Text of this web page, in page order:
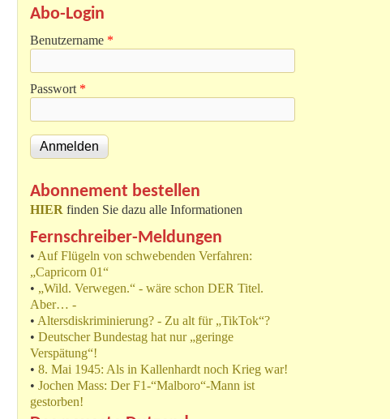
Abo-Login
Benutzername *
Passwort *
Abonnement bestellen
HIER finden Sie dazu alle Informationen
Fernschreiber-Meldungen
• Auf Flügeln von schwebenden Verfahren:
„Capricorn 01“
• „Wild. Verwegen.“ - wäre schon DER Titel.
Aber… -
• Altersdiskriminierung? - Zu alt für „TikTok“?
• Deutscher Bundestag hat nur „geringe
Verspätung“!
• 8. Mai 1945: Als in Kallenhardt noch Krieg war!
• Jochen Mass: Der F1-“Malboro“-Mann ist
gestorben!